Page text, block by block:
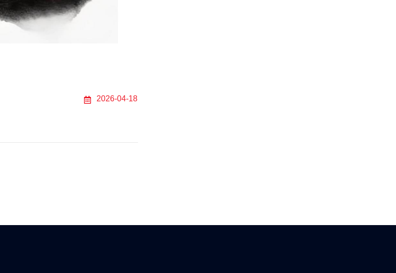
2026-04-18